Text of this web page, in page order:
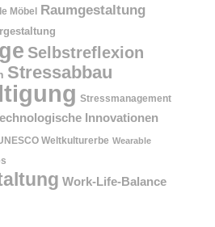
Möbel Raumgestaltung
Selbstreflexion
Stressabbau
Stressmanagement
Innovationen
Weltkulturerbe Wearable
Work-Life-Balance